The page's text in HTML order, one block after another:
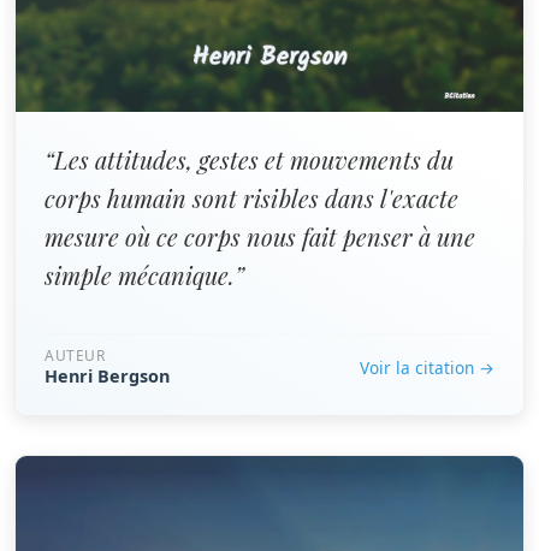
“Les attitudes, gestes et mouvements du
corps humain sont risibles dans l'exacte
mesure où ce corps nous fait penser à une
simple mécanique.”
AUTEUR
Henri Bergson Voir la citation →